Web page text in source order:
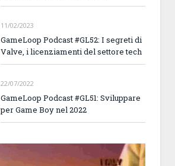
11/02/2023
GameLoop Podcast #GL52: I segreti di
Valve, i licenziamenti del settore tech
22/07/2022
GameLoop Podcast #GL51: Sviluppare
per Game Boy nel 2022